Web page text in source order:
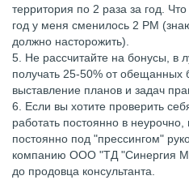
территория по 2 раза за год.
год у меня сменилось 2 РМ
должно насторожить).
5. Не рассчитайте на бонусы, в
получать 25-50% от обещанных
выставление планов и задач
6. Если вы хотите проверить
работать постоянно в
постоянно под "прессингом"
компанию ООО "ТД "Синергия
до продовца консультанта.